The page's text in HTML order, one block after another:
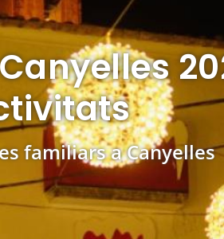
familiars a Canyelles